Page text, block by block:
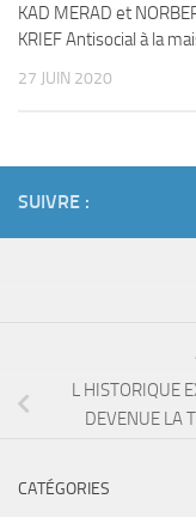
KAD MERAD et
KRIEF Antisocial à la
27 JUIN 2020
SUIVRE :
L HISTORIQUE
DEVENUE LA
CATÉGORIES